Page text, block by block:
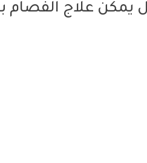
يمكن علاج الفصام